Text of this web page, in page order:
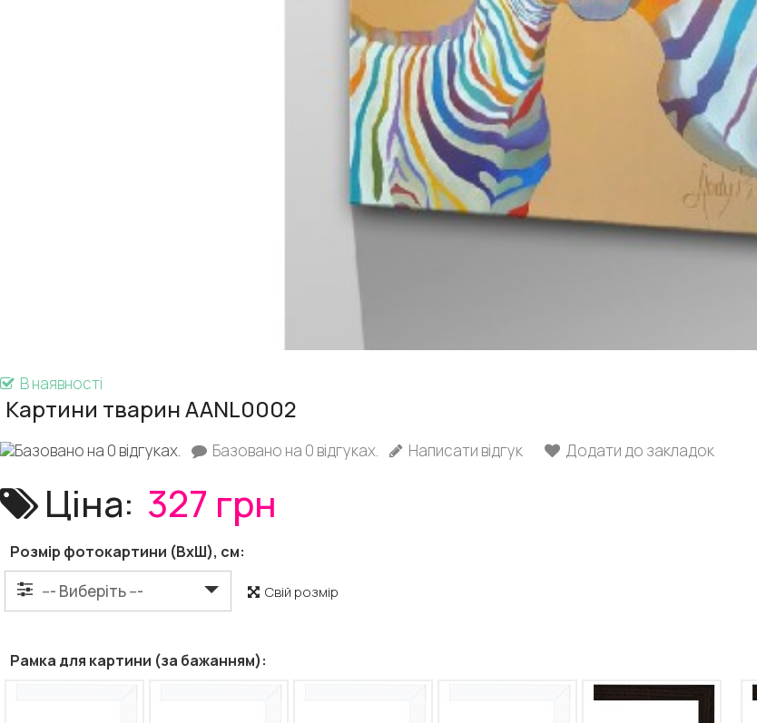
В наявності
Картини тварин AANL0002
Базовано на 0 відгуках. Написати відгук Додати до закладок
Ціна: 327 грн
Розмір фотокартини (ВхШ), см:
Свій розмір
Рамка для картини (за бажанням):